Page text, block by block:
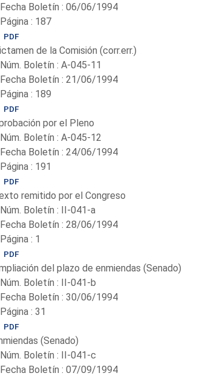
Boletín : 06/06/1994
: 187
PDF
de la Comisión (corr.err.)
Boletín : A-045-11
Boletín : 21/06/1994
: 189
PDF
por el Pleno
Boletín : A-045-12
Boletín : 24/06/1994
: 191
PDF
remitido por el Congreso
Boletín : II-041-a
Boletín : 28/06/1994
: 1
PDF
del plazo de enmiendas (Senado)
Boletín : II-041-b
Boletín : 30/06/1994
: 31
PDF
(Senado)
Boletín : II-041-c
Boletín : 07/09/1994